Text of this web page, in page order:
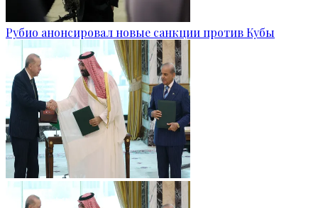
Рубио анонсировал новые санкции против Кубы